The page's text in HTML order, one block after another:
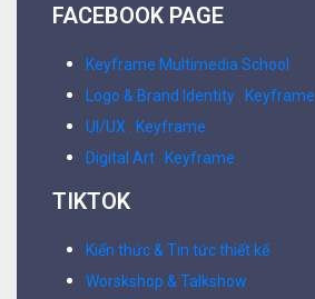
FACEBOOK PAGE
Keyframe Multimedia School
Logo & Brand Identity . Keyframe
UI/UX . Keyframe
Digital Art . Keyframe
TIKTOK
Kiến thức & Tin tức thiết kế
Worskshop & Talkshow